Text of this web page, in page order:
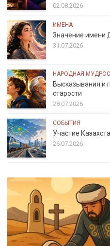
02.08.2026
ИМЕНА
Значение имени
31.07.2026
НАРОДНАЯ
Высказывания и
старости
28.07.2026
СОБЫТИЯ
Участие
26.07.2026